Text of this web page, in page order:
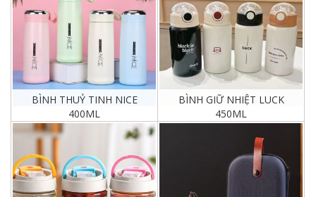
BÌNH THUỶ TINH NICE
400ML
BÌNH GIỮ NHIỆT LUCK
450ML